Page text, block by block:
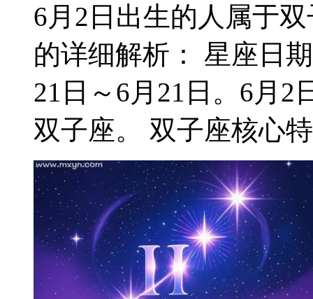
6月2日出生的人属于
的详细解析： 星座日
21日～6月21日。6月2
双子座。 双子座核心